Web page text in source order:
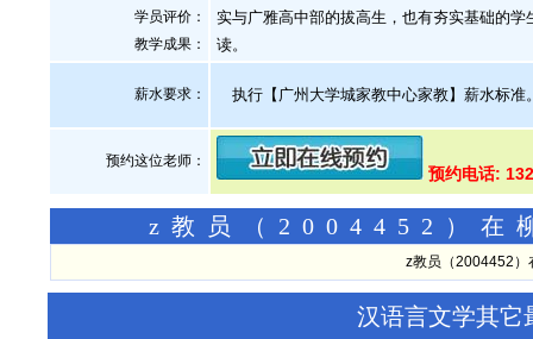
学员评价：
教学成果：
实与广雅高中部的拔高生，也有夯实基础的
读。
薪水要求： 执行【广州大学城家教中心家教】薪水标准
预约这位老师：
预约电话:
z教员（2004452）在
z教员（2004452）
汉语言文学其它